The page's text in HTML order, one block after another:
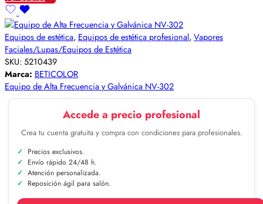
Equipos de estética, Equipos de estética profesional, Vapores
Faciales/Lupas/Equipos de Estética
SKU: 5210439
Marca: BETICOLOR
Equipo de Alta Frecuencia y Galvánica NV-302
Accede a precio profesional
Crea tu cuenta gratuita y compra con condiciones para profesionales.
Precios exclusivos.
Envío rápido 24/48 h.
Atención personalizada.
Reposición ágil para salón.